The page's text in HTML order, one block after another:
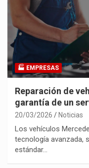
🏭 EMPRESAS
Reparación de
garantía de un
20/03/2026 Noticias
Los vehículos
tecnología avanzada,
estándar…